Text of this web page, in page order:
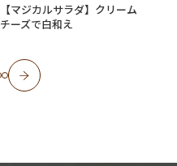
【マジカルサラダ】クリーム
チーズで白和え